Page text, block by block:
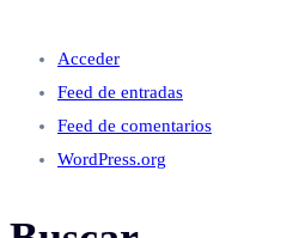
Acceder
Feed de entradas
Feed de comentarios
WordPress.org